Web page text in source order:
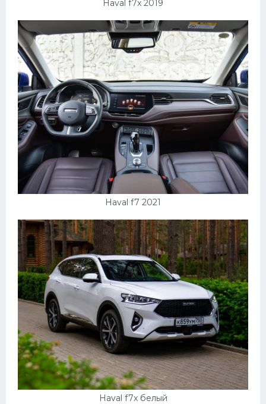
Haval f7x 2019
Haval f7 2021
Haval f7x белый
Комплектующие
Тойота
Лодки
Шкода
Вертолеты
Мазда
Самокаты
Велосипеды
Прогулочные суда
Хендай
Лимузины
Камаз
Автобусы
Хонда
Грузовики
Шевроле
УАЗ